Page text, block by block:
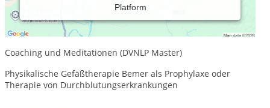
Platform
Akupunktur (3 Jahre Ausbildung AG TCM)
Massagen (Fußreflexzonen-, Shiatsu-, Kopf-, Rückenmassage)
Coaching und Meditationen (DVNLP Master)
Physikalische Gefäßtherapie Bemer als Prophylaxe oder
Therapie von Durchblutungserkrankungen